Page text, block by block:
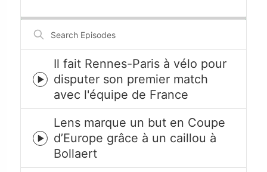
Search
Episodes
Episode
play
icon
Il fait Rennes-Paris à vélo pour
disputer son premier match
avec l'équipe de France
Episode
play
icon
Lens marque un but en Coupe
d’Europe grâce à un caillou à
Bollaert